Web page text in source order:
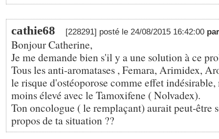
cathie68 [228291] posté le 24/08/2015 16:42:00
Bonjour Catherine,
Je me demande bien s'il y a une solution à ce
Tous les anti-aromatases , Femara, Arimidex,
le risque d'ostéoporose comme effet indésirable,
moins élevé avec le Tamoxifene ( Nolvadex).
Ton oncologue ( le remplaçant) aurait peut-être
propos de ta situation ??